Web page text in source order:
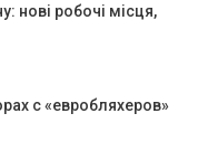
нові робочі місця,
с «евробляхеров»